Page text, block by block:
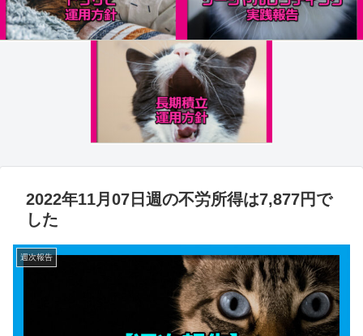
2022年11月07日週の不労所得は7,877円で
した
週次報告